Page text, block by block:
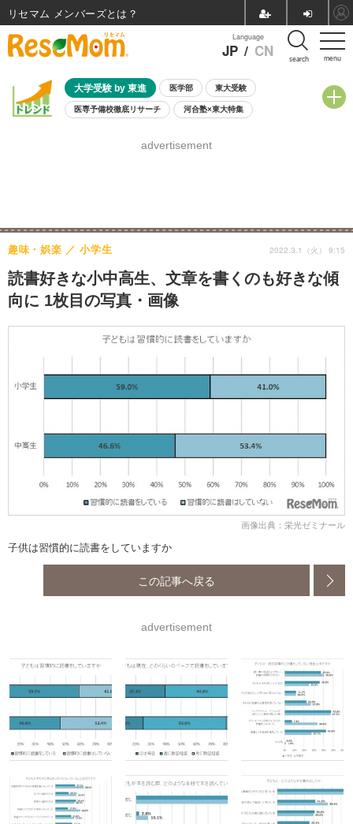
menu
Language
JP / CN search
大学受験 by 東進 医学部 東大受験
医専予備校徹底リサーチ 河合塾×東大特集
8月開催学校説明会・相談会
advertisement
読書好きな小中高生、文章を書くのも好きな傾
向に 1枚目の写真・画像
趣味・娯楽 小学生 2022.3.1（火） 9:15
画像出典：栄光ゼミナール
子供は習慣的に読書をしていますか
この記事へ戻る
advertisement
リセマム メンバーズ